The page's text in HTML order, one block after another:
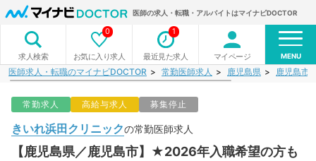
医師の求人・転職・アルバイトはマイナビDOCTOR
求人検索 お気に入り求人
0
最近見た求人
1
マイページ MENU
医師求人・転職のマイナビDOCTOR 常勤医師求人 鹿児島県 鹿児島市
常勤求人 高給与求人 募集停止
きいれ浜田クリニックの常勤医師求人
【鹿児島県／鹿児島市】★2026年入職希望の方も